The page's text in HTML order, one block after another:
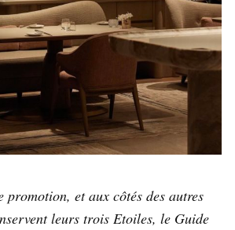
promotion, et aux côtés des autres
leurs trois Etoiles, le Guide